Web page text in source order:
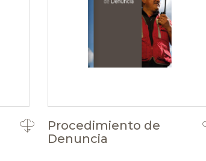
Procedimiento de
Denuncia